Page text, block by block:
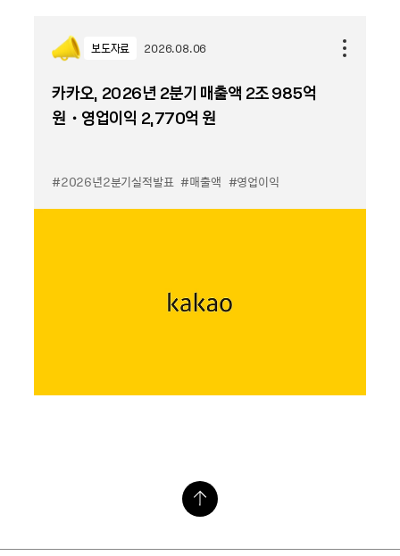
보도자료 2026.08.06
카카오, 2026년 2분기 매출액 2조 985억
원・영업이익 2,770억 원
#2026년2분기실적발표 #매출액 #영업이익